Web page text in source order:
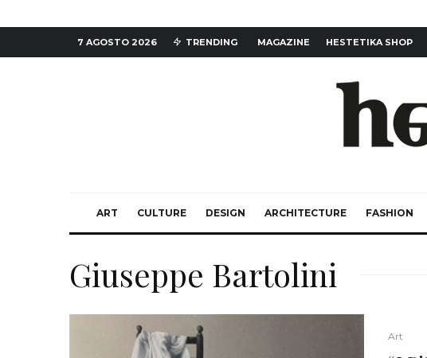
7 AGOSTO 2026 TRENDING MAGAZINE HESTETIKA SHOP
ART CULTURE DESIGN ARCHITECTURE FASHION
Giuseppe Bartolini
Art